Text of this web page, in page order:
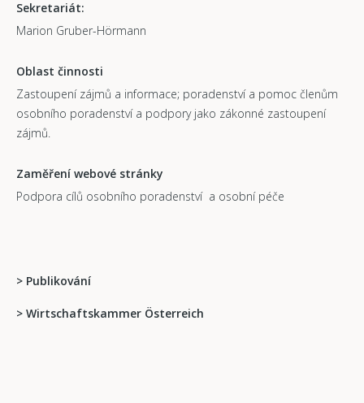
Sekretariát:
Marion Gruber-Hörmann
Oblast činnosti
Zastoupení zájmů a informace; poradenství a pomoc členům
osobního poradenství a podpory jako zákonné zastoupení
zájmů.
Zaměření webové stránky
Podpora cílů osobního poradenství a osobní péče
> Publikování
> Wirtschaftskammer Österreich